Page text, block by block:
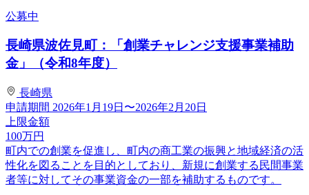
公募中
長崎県波佐見町：「創業チャレンジ支援事業補助
金」（令和8年度）
長崎県
申請期間 2026年1月19日〜2026年2月20日
上限金額
100万円
町内での創業を促進し、町内の商工業の振興と地域経済の活
性化を図ることを目的としており、新規に創業する民間事業
者等に対してその事業資金の一部を補助するものです。